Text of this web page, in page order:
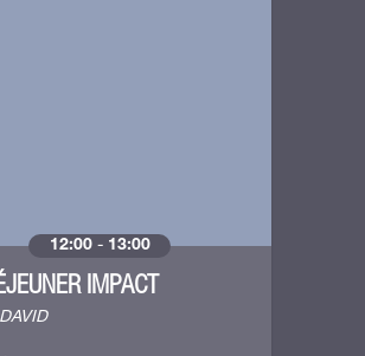
12:00- 13:00
IMPACT
DAVID